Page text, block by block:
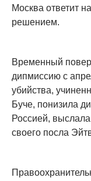
Москва ответит
решением.
Временный
дипмиссию с
убийства,
Буче, понизила
Россией,
своего посла